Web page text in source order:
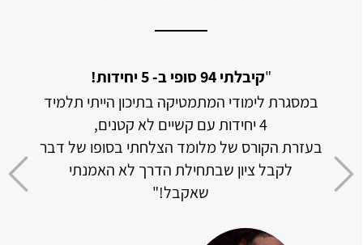
"קיבלתי 94 סופי ב- 5 יחידות!
במסגרת לימודי המתמטיקה בתיכון הייתי תלמיד
4 יחידות עם קשיים לא קטנים,
בעזרת הקורס של מלומד הצלחתי בסופו של דבר
לקבל ציון שבתחילת הדרך לא האמנתי
שאקבל!"